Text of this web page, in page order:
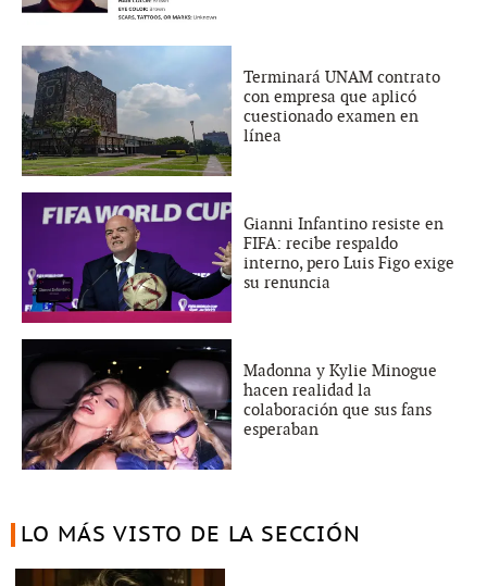
Terminará UNAM contrato
con empresa que aplicó
cuestionado examen en
línea
Gianni Infantino resiste en
FIFA: recibe respaldo
interno, pero Luis Figo exige
su renuncia
Madonna y Kylie Minogue
hacen realidad la
colaboración que sus fans
esperaban
LO MÁS VISTO DE LA SECCIÓN